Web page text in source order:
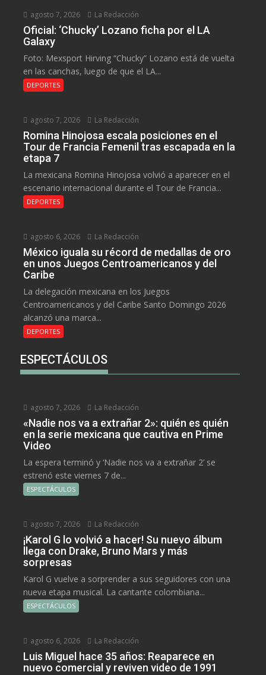
agosto 7, 2026 La Redacción
Oficial: ‘Chucky’ Lozano ficha por el LA
Galaxy
Foto: Mexsport Hirving “Chucky” Lozano está de vuelta
en las canchas, luego de que el LA...
DEPORTES
agosto 7, 2026 La Redacción
Romina Hinojosa escala posiciones en el
Tour de Francia Femenil tras escapada en la
etapa 7
La mexicana Romina Hinojosa volvió a aparecer en el
escenario internacional durante el Tour de Francia...
DEPORTES
agosto 6, 2026 La Redacción
México iguala su récord de medallas de oro
en unos Juegos Centroamericanos y del
Caribe
La delegación mexicana en los Juegos
Centroamericanos y del Caribe Santo Domingo 2026
alcanzó una marca...
DEPORTES
ESPECTÁCULOS
agosto 7, 2026 La Redacción
«Nadie nos va a extrañar 2»: quién es quién
en la serie mexicana que cautiva en Prime
Video
La espera terminó y ‘Nadie nos va a extrañar 2’ se
estrenó este viernes 7 de...
ESPECTÁCULOS
agosto 7, 2026 La Redacción
¡Karol G lo volvió a hacer! Su nuevo álbum
llega con Drake, Bruno Mars y más
sorpresas
Karol G vuelve a sorprender a sus seguidores con una
nueva etapa musical. La cantante colombiana...
ESPECTÁCULOS
agosto 6, 2026 La Redacción
Luis Miguel hace 35 años: Reaparece en
nuevo comercial y reviven video de 1991